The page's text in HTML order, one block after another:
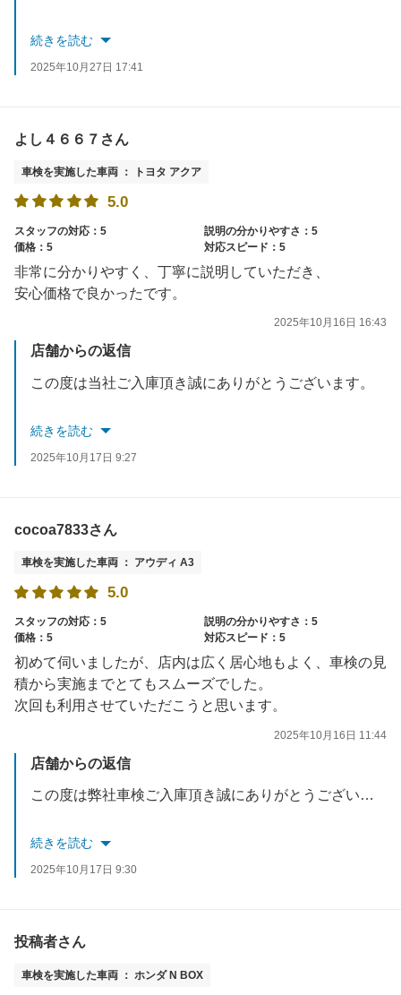
また高評価の口コミも頂き重ねてお礼申し上げます。
思いますのでお気軽にご来店ください。
続きを読む
2025年10月27日 17:41
よし４６６７さん
車検を実施した車両 ： トヨタ アクア
5.0
スタッフの対応：5
説明の分かりやすさ：5
価格：5
対応スピード：5
非常に分かりやすく、丁寧に説明していただき、
安心価格で良かったです。
2025年10月16日 16:43
店舗からの返信
この度は当社ご入庫頂き誠にありがとうございます。
また、このような高評価の口コミをお寄せいただき誠に
続きを読む
2025年10月17日 9:27
cocoa7833さん
車検を実施した車両 ： アウディ A3
5.0
スタッフの対応：5
説明の分かりやすさ：5
価格：5
対応スピード：5
初めて伺いましたが、店内は広く居心地もよく、車検の見
積から実施までとてもスムーズでした。
次回も利用させていただこうと思います。
2025年10月16日 11:44
店舗からの返信
この度は弊社車検ご入庫頂き誠にありがとうございます。
高評価の口コミをいただきまして重ねてお礼申し上げます。
続きを読む
2025年10月17日 9:30
投稿者さん
車検を実施した車両 ： ホンダ N BOX